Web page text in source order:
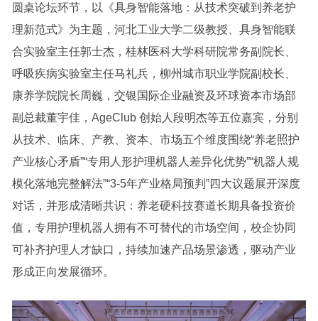
圆桌论坛环节，以《具身智能落地：从技术突破到养老护
理新范式》为主题，河北工业大学二级教授、具身智能联
合实验室主任郭士杰，桂林医科大学科研院常务副院长、
呼吸疾病实验室主任马礼兵，柳州城市职业学院副校长、
康养学院院长周巍，交银国际企业融资及环球资本市场部
副总裁董宇佳，AgeClub 创始人段明杰等五位嘉宾，分别
从技术、临床、产教、资本、市场五个维度围绕“养老照护
产业核心矛盾”“专用人形护理机器人差异化优势”“机器人规
模化落地完整解法”“3-5年产业格局预判”四大议题展开深度
对话，并形成清晰共识：养老硬科技赛道长期具备投资价
值，专用护理机器人拥有不可替代的市场空间，校企协同
可补齐护理人才缺口，持续加速产品场景渗透，驱动产业
形成正向发展循环。